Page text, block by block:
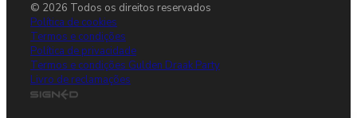
© 2026 Todos os direitos reservados
Política de cookies
Termos e condições
Política de privacidade
Termos e condições Gulden Draak Party
Livro de reclamações